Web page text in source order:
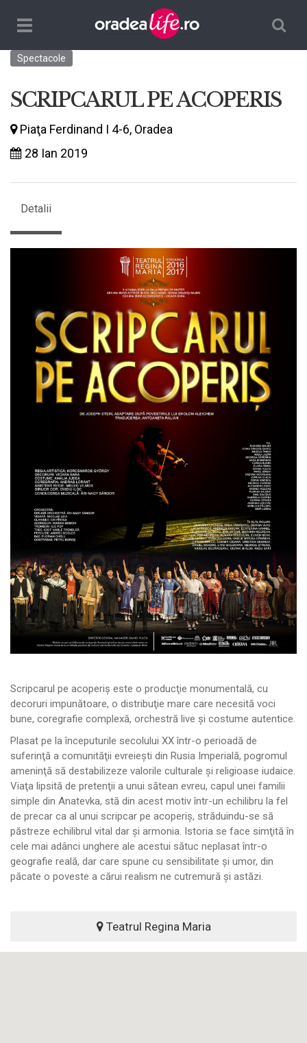
TPL_ORADEALIFE_TOGGLE_NAVIGATION
Spectacole
SCRIPCARUL PE ACOPERIS
Piaţa Ferdinand I 4-6, Oradea
28 Ian 2019
Detalii
Scripcarul pe acoperiş este o producţie monumentală, cu
decoruri impunătoare, o distribuţie mare care necesită voci
bune, coregrafie complexă, orchestră live şi costume autentice.
Plasat pe la începuturile secolului XX într-o perioadă de
suferinţă a comunităţii evreieşti din Rusia Imperială, pogromul
ameninţă să destabilizeze valorile culturale şi religioase iudaice.
Viaţa lipsită de pretenţii a unui sătean evreu, capul unei familii
simple din Anatevka, stă din acest motiv într-un echilibru la fel
de precar ca al unui scripcar pe acoperiş, străduindu-se să
păstreze echilibrul vital dar şi armonia. Istoria se face simţită în
cele mai adânci unghere ale acestui sătuc neplasat într-o
geografie reală, dar care spune cu sensibilitate şi umor, din
păcate o poveste a cărui realism ne cutremură şi astăzi.
Teatrul Regina Maria